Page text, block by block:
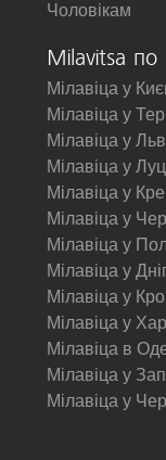
Чоловікам
Milavitsa по
Мілавіца у
Мілавіца у
Мілавіца у
Мілавіца у
Мілавіца у
Мілавіца у
Мілавіца у
Мілавіца у
Мілавіца у
Мілавіца у
Мілавіца в
Мілавіца у
Мілавіца у